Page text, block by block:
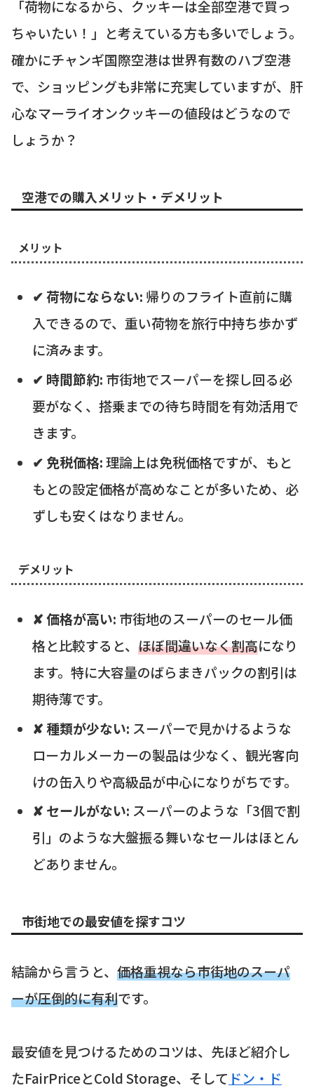
「荷物になるから、クッキーは全部空港で買っ
ちゃいたい！」と考えている方も多いでしょう。
確かにチャンギ国際空港は世界有数のハブ空港
で、ショッピングも非常に充実していますが、肝
心なマーライオンクッキーの値段はどうなので
しょうか？
空港での購入メリット・デメリット
メリット
✔ 荷物にならない: 帰りのフライト直前に購
入できるので、重い荷物を旅行中持ち歩かず
に済みます。
✔ 時間節約: 市街地でスーパーを探し回る必
要がなく、搭乗までの待ち時間を有効活用で
きます。
✔ 免税価格:理論上は免税価格ですが、もと
もとの設定価格が高めなことが多いため、必
ずしも安くはなりません。
デメリット
✘ 価格が高い: 市街地のスーパーのセール価
格と比較すると、 ほぼ間違いなく割高になり
ます。特に大容量のばらまきパックの割引は
期待薄です。
✘ 種類が少ない: スーパーで見かけるような
ローカルメーカーの製品は少なく、観光客向
けの缶入りや高級品が中心になりがちです。
✘ セールがない: スーパーのような「3個で割
引」のような大盤振る舞いなセールはほとん
どありません。
市街地での最安値を探すコツ
結論から言うと、 価格重視なら市街地のスーパ
ーが圧倒的に有利です。
最安値を見つけるためのコツは、先ほど紹介し
たFairPriceとCold Storage、そして ドン・ド